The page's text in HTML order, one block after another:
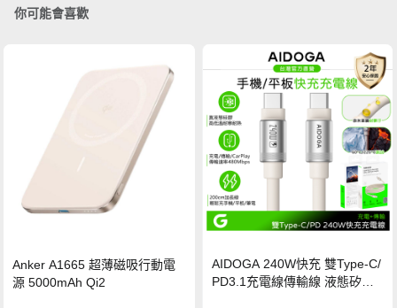
你可能會喜歡
Anker A1665 超薄磁吸行動電
源 5000mAh Qi2
AIDOGA 240W快充 雙Type-C/
PD3.1充電線傳輸線 液態矽膠